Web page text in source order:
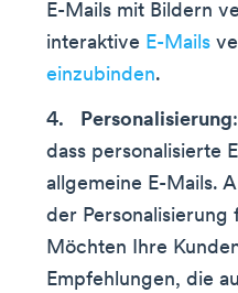
E-Mails mit Bildern
interaktive E-Mails
einzubinden.
Personalisierung
dass personalisierte
allgemeine E-Mails.
der
Möchten Ihre
Empfehlungen, die